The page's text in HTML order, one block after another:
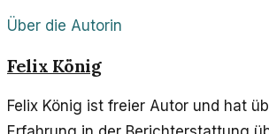
Über die Autorin
Felix König
Felix König ist freier Autor und hat